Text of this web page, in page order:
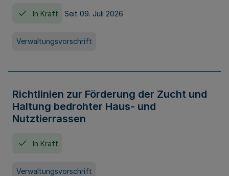
In Kraft Seit 09. Juli 2026
Verwaltungsvorschrift
Richtlinien zur Förderung der Zucht und
Haltung bedrohter Haus- und
Nutztierrassen
In Kraft
Verwaltungsvorschrift